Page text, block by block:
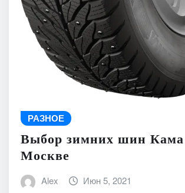
РАЗНОЕ
Выбор зимних шин
Москве
Alex Июн 5, 2021